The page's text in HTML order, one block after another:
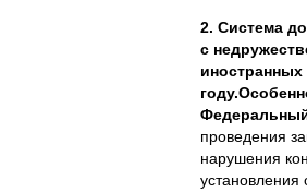
2. Система
с
году.
проведения
нарушения
установления